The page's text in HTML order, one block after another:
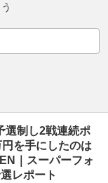
選制し2戦連続ポ
を手にしたのは
｜スーパーフォ
レポート